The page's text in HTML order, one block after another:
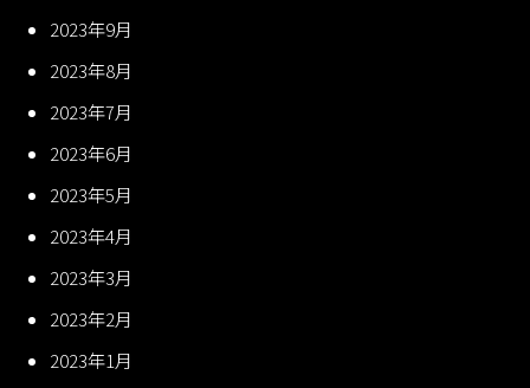
2023年9月
2023年8月
2023年7月
2023年6月
2023年5月
2023年4月
2023年3月
2023年2月
2023年1月